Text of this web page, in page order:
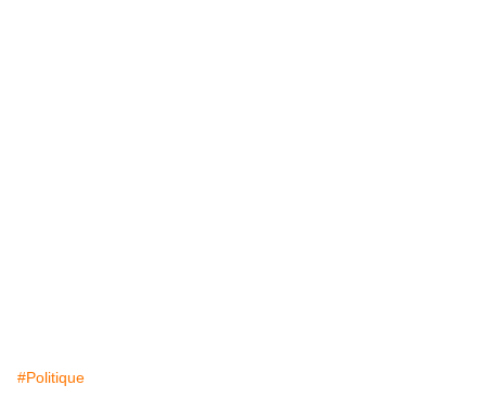
#Politique